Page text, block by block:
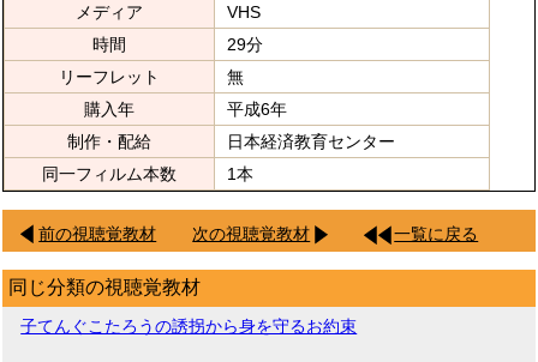
メディア
VHS
時間
29分
リーフレット
無
購入年
平成6年
制作・配給
日本経済教育センター
同一フィルム本数
1本
前の視聴覚教材 次の視聴覚教材 一覧に戻る
同じ分類の視聴覚教材
子てんぐこたろうの誘拐から身を守るお約束